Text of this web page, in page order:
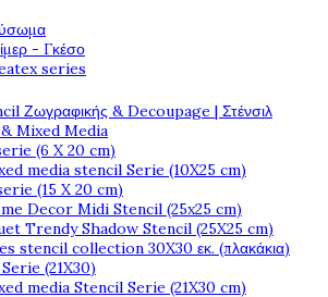
- Γκέσο
series
Ζωγραφικής & Decoupage | Στένσιλ
Mixed Media
(6 X 20 cm)
media stencil Serie (10X25 cm)
(15 X 20 cm)
Decor Midi Stencil (25x25 cm)
Trendy Shadow Stencil (25X25 cm)
stencil collection 30X30 εκ. (πλακάκια)
Serie (21X30)
media Stencil Serie (21X30 cm)